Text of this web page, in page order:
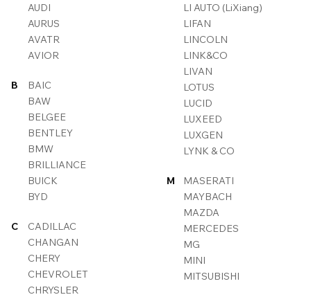
AUDI
AURUS
AVATR
AVIOR
B
BAIC
BAW
BELGEE
BENTLEY
BMW
BRILLIANCE
BUICK
BYD
C
CADILLAC
CHANGAN
CHERY
CHEVROLET
CHRYSLER
LI AUTO (LiXiang)
LIFAN
LINCOLN
LINK&CO
LIVAN
LOTUS
LUCID
LUXEED
LUXGEN
LYNK & CO
M
MASERATI
MAYBACH
MAZDA
MERCEDES
MG
MINI
MITSUBISHI